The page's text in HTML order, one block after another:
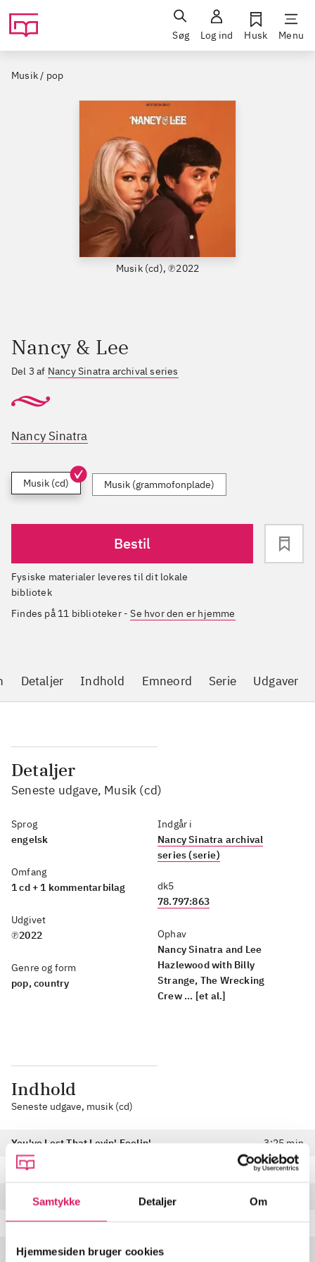
Samtykke Detaljer Om
Hjemmesiden bruger cookies
Søg Log ind Husk Menu
Musik / pop
Musik (cd), ℗2022
Nancy & Lee
Del 3 af Nancy Sinatra archival series
Nancy Sinatra
Musik (cd) Musik (grammofonplade)
Bestil
Fysiske materialer leveres til dit lokale
bibliotek
Findes på 11 biblioteker-Se hvor den er hjemme
Detaljer Indhold Emneord Serie Udgaver
Detaljer
Seneste udgave, Musik (cd)
Sprog
engelsk
Omfang
1 cd + 1 kommentarbilag
Udgivet
℗2022
Genre og form
pop, country
Indgår i
Nancy Sinatra archival
series (serie)
dk5
78.797:863
Ophav
Nancy Sinatra and Lee
Hazlewood with Billy
Strange, The Wrecking
Crew ... [et al.]
Indhold
Seneste udgave, musik (cd)
You've Lost That Lovin' Feelin' 3:25 min
Elusive Dreams 3:13 min
Greenwich Village Folk Song Salesman 2:35 min
Summer Wine
Storybook Children